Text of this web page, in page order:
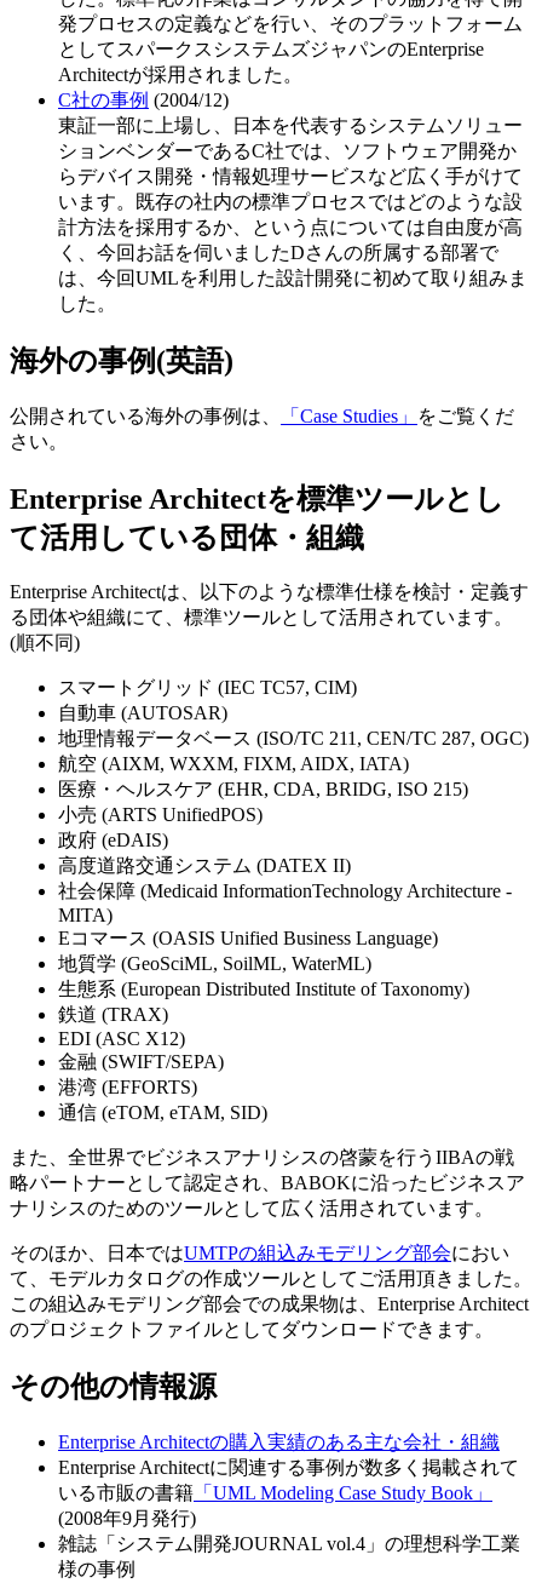
発プロセスの定義などを行い、そのプラットフォーム
としてスパークスシステムズジャパンのEnterprise
Architectが採用されました。
C社の事例 (2004/12)
東証一部に上場し、日本を代表するシステムソリュー
ションベンダーであるC社では、ソフトウェア開発か
らデバイス開発・情報処理サービスなど広く手がけて
います。既存の社内の標準プロセスではどのような設
計方法を採用するか、という点については自由度が高
く、今回お話を伺いましたDさんの所属する部署で
は、今回UMLを利用した設計開発に初めて取り組みま
した。
海外の事例(英語)
公開されている海外の事例は、 「Case Studies」
をご覧くだ
さい。
Enterprise Architectを標準ツールとし
て活用している団体・組織
Enterprise Architectは、以下のような標準仕様を検討・定義す
る団体や組織にて、標準ツールとして活用されています。
(順不同)
スマートグリッド (IEC TC57, CIM)
自動車 (AUTOSAR)
地理情報データベース (ISO/TC 211, CEN/TC 287, OGC)
航空 (AIXM, WXXM, FIXM, AIDX, IATA)
医療・ヘルスケア (EHR, CDA, BRIDG, ISO 215)
小売 (ARTS UnifiedPOS)
政府 (eDAIS)
高度道路交通システム (DATEX II)
社会保障 (Medicaid InformationTechnology Architecture -
MITA)
Eコマース (OASIS Unified Business Language)
地質学 (GeoSciML, SoilML, WaterML)
生態系 (European Distributed Institute of Taxonomy)
鉄道 (TRAX)
EDI (ASC X12)
金融 (SWIFT/SEPA)
港湾 (EFFORTS)
通信 (eTOM, eTAM, SID)
また、全世界でビジネスアナリシスの啓蒙を行うIIBAの戦
略パートナーとして認定され、BABOKに沿ったビジネスア
ナリシスのためのツールとして広く活用されています。
そのほか、日本ではUMTPの組込みモデリング部会におい
て、モデルカタログの作成ツールとしてご活用頂きました。
この組込みモデリング部会での成果物は、Enterprise Architect
のプロジェクトファイルとしてダウンロードできます。
その他の情報源
Enterprise Architectの購入実績のある主な会社・組織
Enterprise Architectに関連する事例が数多く掲載されて
いる市販の書籍 「UML Modeling Case Study Book」
(2008年9月発行)
雑誌「システム開発JOURNAL vol.4」の理想科学工業
様の事例